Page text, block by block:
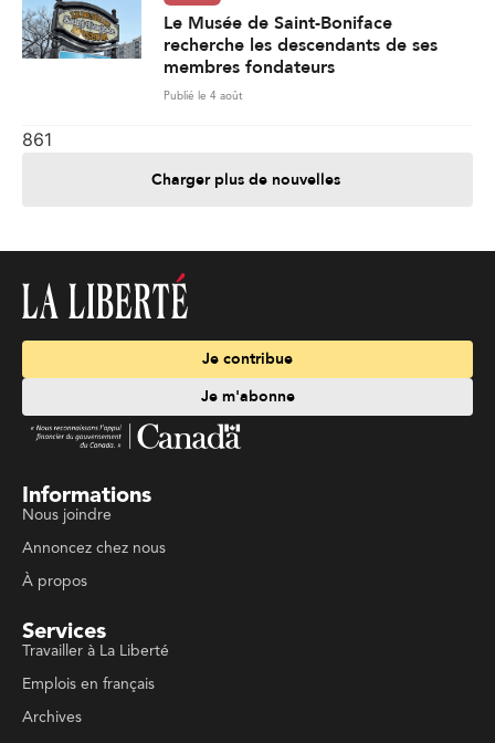
Le Musée de Saint-Boniface
recherche les descendants de ses
membres fondateurs
Publié le 4 août
861
Charger plus de nouvelles
Je contribue
Je m'abonne
Informations
Nous joindre
Annoncez chez nous
À propos
Services
Travailler à La Liberté
Emplois en français
Archives